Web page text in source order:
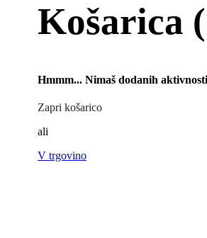
Košarica
Hmmm... Nimaš dodanih
Zapri košarico
ali
V trgovino